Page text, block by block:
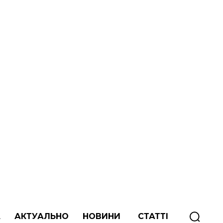
АКТУАЛЬНО НОВИНИ СТАТТІ